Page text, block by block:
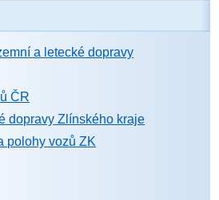
a letecké dopravy
ČR
dopravy Zlínského kraje
polohy vozů ZK